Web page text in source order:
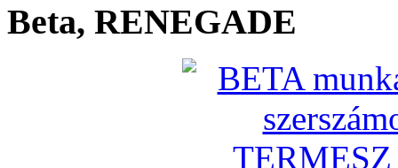
Beta, RENEGADE